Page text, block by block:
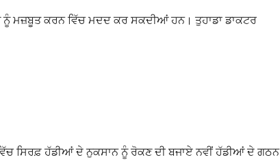
ਮਜ਼ਬੂਤ ​​ਕਰਨ ਵਿੱਚ ਮਦਦ ਕਰ ਸਕਦੀਆਂ ਹਨ। ਤੁਹਾਡਾ ਡਾਕਟਰ
ਸਿਰਫ਼ ਹੱਡੀਆਂ ਦੇ ਨੁਕਸਾਨ ਨੂੰ ਰੋਕਣ ਦੀ ਬਜਾਏ ਨਵੀਂ ਹੱਡੀਆਂ ਦੇ ਗਠਨ